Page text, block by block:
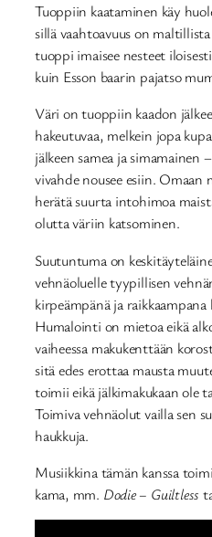
Tuoppiin kaataminen käy
sillä vaahtoavuus on
tuoppi imaisee nesteet
kuin Esson baarin pajatso
Väri on tuoppiin kaadon
hakeutuvaa, melkein jopa
jälkeen samea ja simamainen
vivahde nousee esiin. Omaan
herätä suurta intohimoa
olutta väriin katsominen.
Suutuntuma on
vehnäoluelle tyypillisen
kirpeämpänä ja raikkaampana
Humalointi on mietoa eikä
vaiheessa makukenttään
sitä edes erottaa mausta
toimii eikä jälkimakukaan ole
Toimiva vehnäolut vailla sen
haukkuja.
Musiikkina tämän kanssa
kama, mm. Dodie – Guiltless